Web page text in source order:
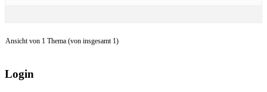
Ansicht von 1 Thema (von insgesamt 1)
Login